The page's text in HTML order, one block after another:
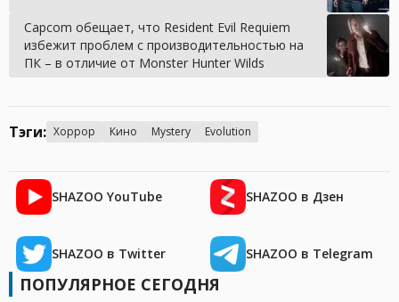
Capcom обещает, что Resident Evil Requiem
избежит проблем с производительностью на
ПК – в отличие от Monster Hunter Wilds
Тэги: Хоррор Кино Mystery Evolution
SHAZOO YouTube SHAZOO в Дзен
SHAZOO в Twitter SHAZOO в Telegram
ПОПУЛЯРНОЕ СЕГОДНЯ